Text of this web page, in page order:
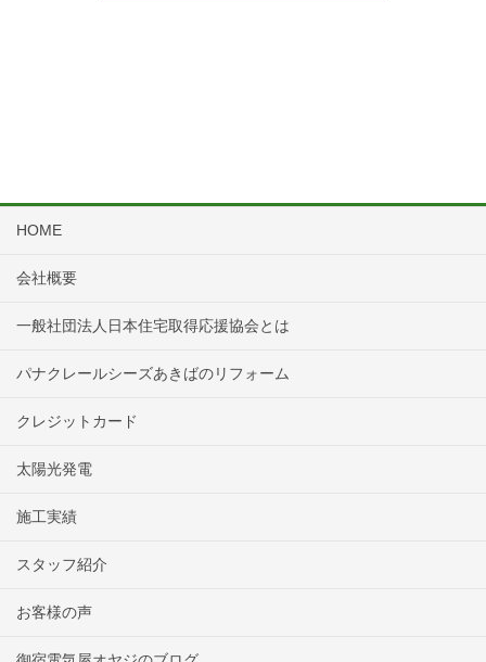
HOME
会社概要
一般社団法人日本住宅取得応援協会とは
パナクレールシーズあきばのリフォーム
クレジットカード
太陽光発電
施工実績
スタッフ紹介
お客様の声